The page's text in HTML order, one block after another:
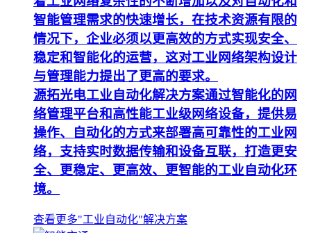
智能管理需求的快速增长，在技术资源有限的
情况下，企业必须以更高效的方式实现安全、
稳定和智能化的运营，这对工业网络架构设计
与管理能力提出了更高的要求。
源拓光电工业自动化解决方案通过智能化的网
络管理平台和高性能工业级网络设备，提供易
操作、自动化的方式来部署高可靠性的工业网
络，支持实时数据传输和设备互联，打造更安
全、更稳定、更高效、更智能的工业自动化环
境。
查看更多"工业自动化"解决方案